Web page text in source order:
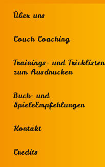
Über uns
Couch Coaching
Trainings- und Tricklisten
zum Ausdrucken
Buch- und
SpieleEmpfehlungen
Kontakt
Credits